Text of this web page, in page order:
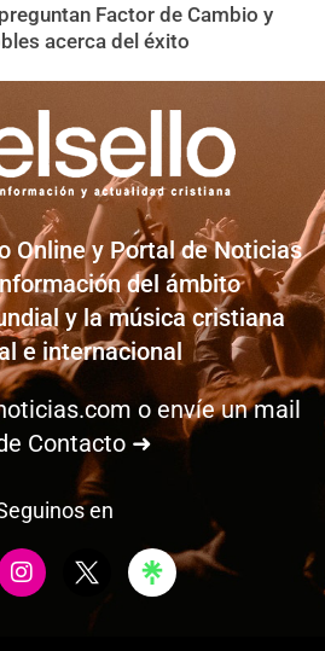
Factor de Cambio y
acerca del éxito
Online y Portal de Noticias
del ámbito
y la música cristiana
e internacional
o envíe un mail
Contacto ➜
en
I
n